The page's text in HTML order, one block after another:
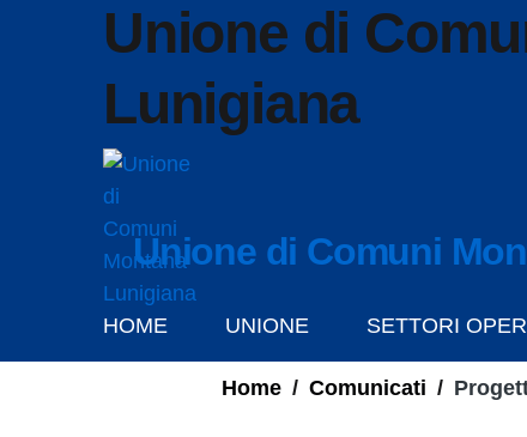
Unione di
Lunigiana
Unione di Comuni
HOME UNIONE SETTORI
Home / Comunicati /